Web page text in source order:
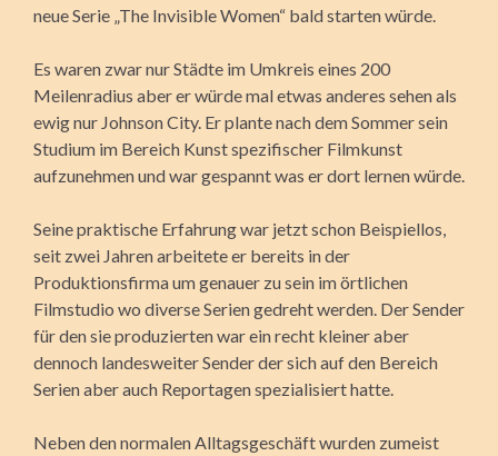
neue Serie „The Invisible Women“ bald starten würde.
Es waren zwar nur Städte im Umkreis eines 200
Meilenradius aber er würde mal etwas anderes sehen als
ewig nur Johnson City. Er plante nach dem Sommer sein
Studium im Bereich Kunst spezifischer Filmkunst
aufzunehmen und war gespannt was er dort lernen würde.
Seine praktische Erfahrung war jetzt schon Beispiellos,
seit zwei Jahren arbeitete er bereits in der
Produktionsfirma um genauer zu sein im örtlichen
Filmstudio wo diverse Serien gedreht werden. Der Sender
für den sie produzierten war ein recht kleiner aber
dennoch landesweiter Sender der sich auf den Bereich
Serien aber auch Reportagen spezialisiert hatte.
Neben den normalen Alltagsgeschäft wurden zumeist